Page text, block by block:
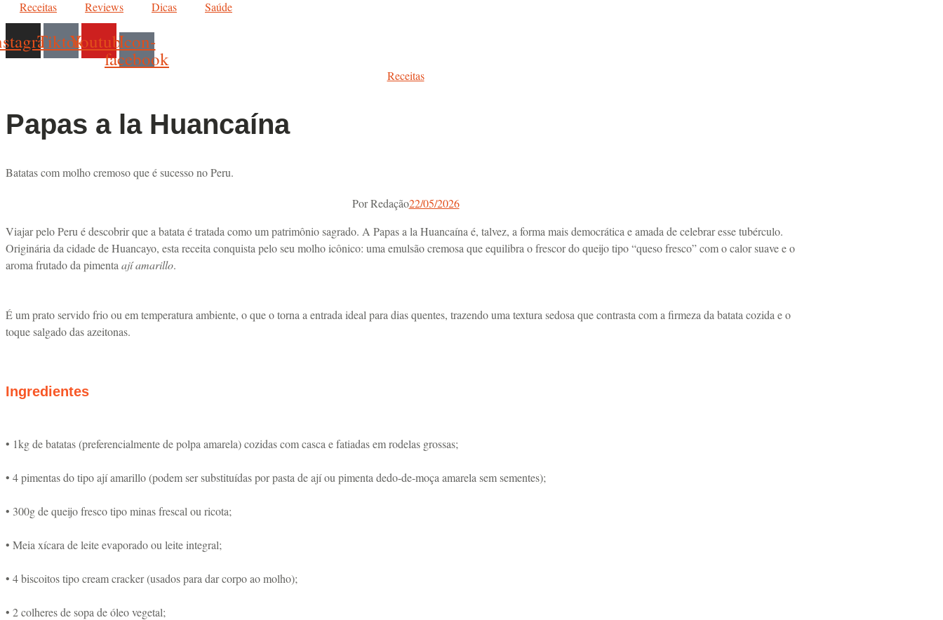
Receitas Reviews Dicas Saúde
TiktokYoutubeIcon-
facebook
Receitas
Papas a la Huancaína
Batatas com molho cremoso que é sucesso no Peru.
PorRedação22/05/2026
Viajar pelo Peru é descobrir que a batata é tratada como um patrimônio sagrado. A Papas a la Huancaína é, talvez, a forma mais democrática e amada de celebrar esse tubérculo.
Originária da cidade de Huancayo, esta receita conquista pelo seu molho icônico: uma emulsão cremosa que equilibra o frescor do queijo tipo “queso fresco” com o calor suave e o
aroma frutado da pimenta ají amarillo.
É um prato servido frio ou em temperatura ambiente, o que o torna a entrada ideal para dias quentes, trazendo uma textura sedosa que contrasta com a firmeza da batata cozida e o
toque salgado das azeitonas.
Ingredientes
• 1kg de batatas (preferencialmente de polpa amarela) cozidas com casca e fatiadas em rodelas grossas;
• 4 pimentas do tipo ají amarillo (podem ser substituídas por pasta de ají ou pimenta dedo-de-moça amarela sem sementes);
• 300g de queijo fresco tipo minas frescal ou ricota;
• Meia xícara de leite evaporado ou leite integral;
• 4 biscoitos tipo cream cracker (usados para dar corpo ao molho);
• 2 colheres de sopa de óleo vegetal;